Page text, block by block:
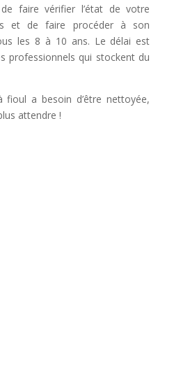
faire vérifier l’état de votre
et de faire procéder à son
les 8 à 10 ans. Le délai est
professionnels qui stockent du
a besoin d’être nettoyée,
attendre !